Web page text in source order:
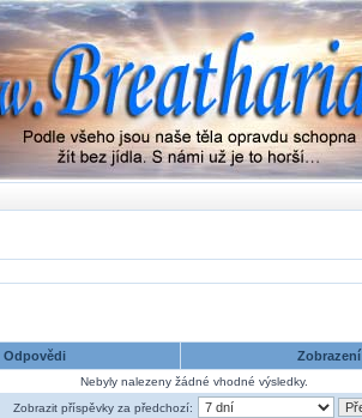
Odpovědi Zobrazení
Nebyly nalezeny žádné vhodné výsledky.
Zobrazit příspěvky za předchozí: